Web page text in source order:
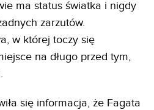
ma status światka i nigdy
zarzutów.
w której toczy się
na długo przed tym,
się informacja, że Fagata